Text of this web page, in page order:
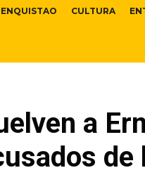
CULTURA
a
de